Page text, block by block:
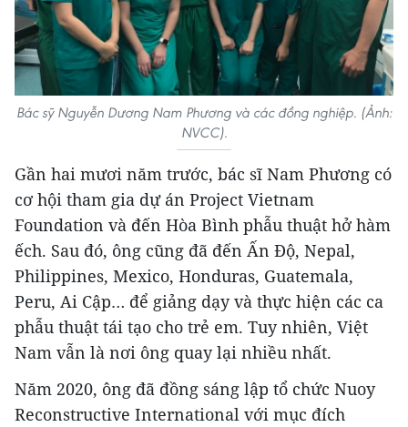
Bác sỹ Nguyễn Dương Nam Phương và các đồng nghiệp. (Ảnh:
NVCC).
Gần hai mươi năm trước, bác sĩ Nam Phương có
cơ hội tham gia dự án Project Vietnam
Foundation và đến Hòa Bình phẫu thuật hở hàm
ếch. Sau đó, ông cũng đã đến Ấn Độ, Nepal,
Philippines, Mexico, Honduras, Guatemala,
Peru, Ai Cập… để giảng dạy và thực hiện các ca
phẫu thuật tái tạo cho trẻ em. Tuy nhiên, Việt
Nam vẫn là nơi ông quay lại nhiều nhất.
Năm 2020, ông đã đồng sáng lập tổ chức Nuoy
Reconstructive International với mục đích